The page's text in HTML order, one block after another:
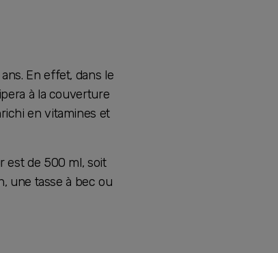
En effet, dans le
à la couverture
en vitamines et
est de 500 ml, soit
une tasse à bec ou